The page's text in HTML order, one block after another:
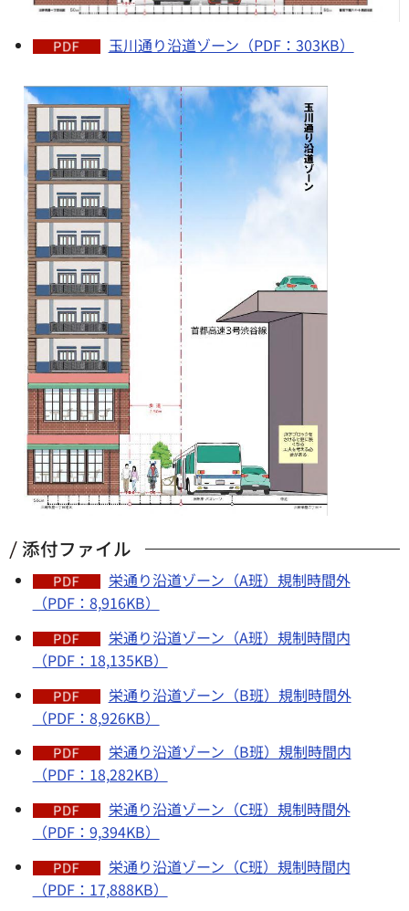
玉川通り沿道ゾーン（PDF：303KB）
添付ファイル
栄通り沿道ゾーン（A班）規制時間外
（PDF：8,916KB）
栄通り沿道ゾーン（A班）規制時間内
（PDF：18,135KB）
栄通り沿道ゾーン（B班）規制時間外
（PDF：8,926KB）
栄通り沿道ゾーン（B班）規制時間内
（PDF：18,282KB）
栄通り沿道ゾーン（C班）規制時間外
（PDF：9,394KB）
栄通り沿道ゾーン（C班）規制時間内
（PDF：17,888KB）